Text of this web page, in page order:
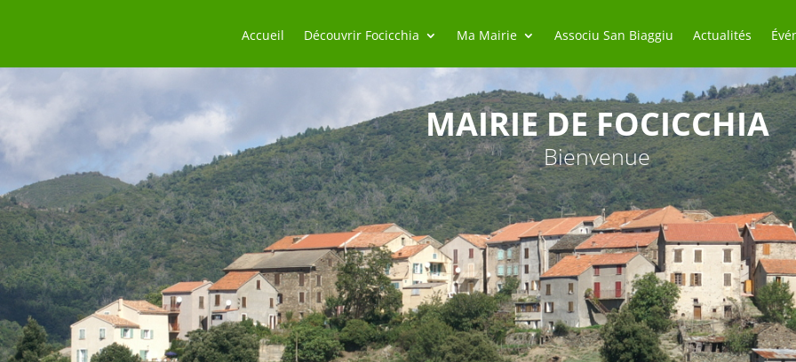
Accueil Découvrir Focicchia Ma Mairie Associu San Biaggiu Actualités
MAIRIE DE FOCICCHIA
Bienvenue